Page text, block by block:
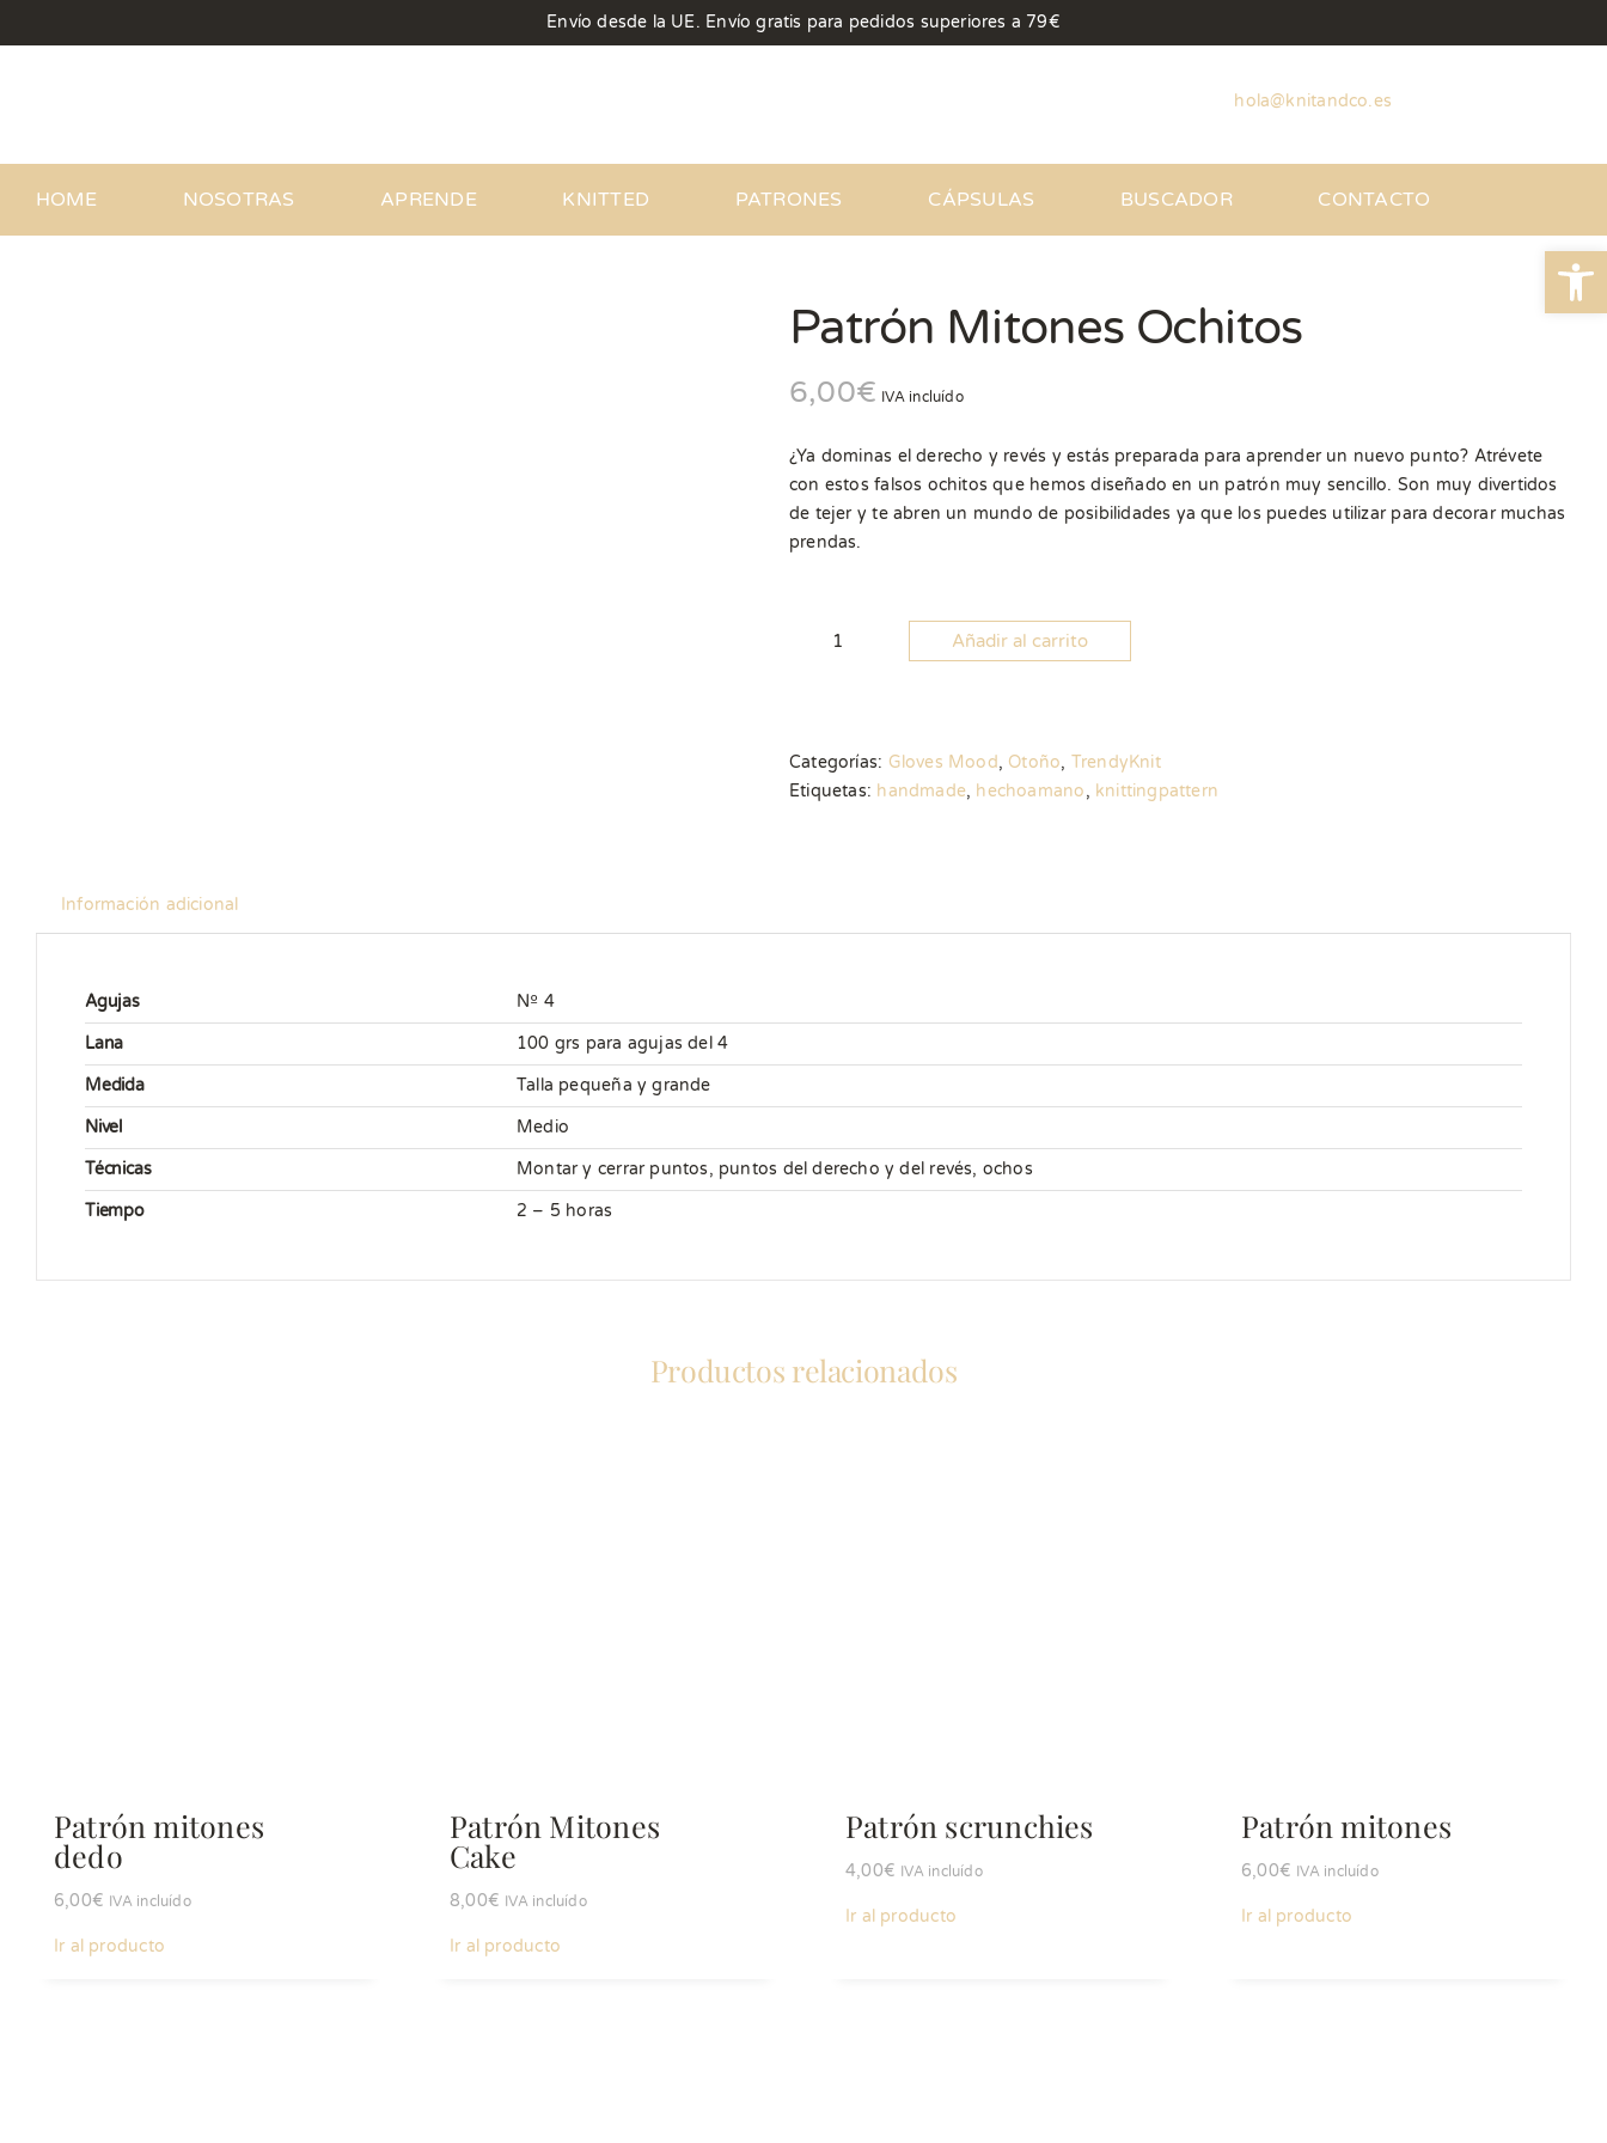
al
Envío desde la UE. Envío gratis para pedidos superiores a 79€
hola@knitandco.es
HOME NOSOTRAS APRENDE KNITTED PATRONES CÁPSULAS BUSCADOR CONTACTO
Patrón Mitones Ochitos
6,00€ IVA incluído
¿Ya dominas el derecho y revés y estás preparada para aprender un nuevo punto? Atrévete
con estos falsos ochitos que hemos diseñado en un patrón muy sencillo. Son muy divertidos
de tejer y te abren un mundo de posibilidades ya que los puedes utilizar para decorar muchas
prendas.
Patrón
Añadir al carrito
Categorías: Gloves Mood, Otoño, TrendyKnit
Etiquetas: handmade, hechoamano, knittingpattern
Información adicional
Agujas Nº 4
Lana 100 grs para agujas del 4
Medida Talla pequeña y grande
Nivel Medio
Técnicas Montar y cerrar puntos, puntos del derecho y del revés, ochos
Tiempo 2 – 5 horas
Productos relacionados
Patrón mitones
dedo
6,00€ IVA incluído
Ir al producto
Patrón Mitones
Cake
8,00€ IVA incluído
Ir al producto
Patrón scrunchies
4,00€ IVA incluído
Ir al producto
Patrón mitones
6,00€ IVA incluído
Ir al producto
Abrir